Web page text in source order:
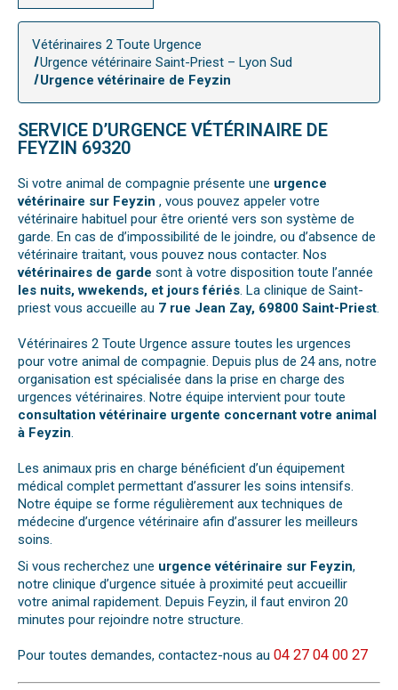
Vétérinaires 2 Toute Urgence
Urgence vétérinaire Saint-Priest – Lyon Sud
Urgence vétérinaire de Feyzin
SERVICE D’URGENCE VÉTÉRINAIRE DE
FEYZIN 69320
Si votre animal de compagnie présente une urgence
vétérinaire sur Feyzin , vous pouvez appeler votre
vétérinaire habituel pour être orienté vers son système de
garde. En cas de d’impossibilité de le joindre, ou d’absence de
vétérinaire traitant, vous pouvez nous contacter. Nos
vétérinaires de garde sont à votre disposition toute l’année
les nuits, wwekends, et jours fériés. La clinique de Saint-
priest vous accueille au 7 rue Jean Zay, 69800 Saint-Priest.
Vétérinaires 2 Toute Urgence assure toutes les urgences
pour votre animal de compagnie. Depuis plus de 24 ans, notre
organisation est spécialisée dans la prise en charge des
urgences vétérinaires. Notre équipe intervient pour toute
consultation vétérinaire urgente concernant votre animal
à Feyzin.
Les animaux pris en charge bénéficient d’un équipement
médical complet permettant d’assurer les soins intensifs.
Notre équipe se forme régulièrement aux techniques de
médecine d’urgence vétérinaire afin d’assurer les meilleurs
soins.
Si vous recherchez une urgence vétérinaire sur Feyzin,
notre clinique d’urgence située à proximité peut accueillir
votre animal rapidement. Depuis Feyzin, il faut environ 20
minutes pour rejoindre notre structure.
Pour toutes demandes, contactez-nous au 04 27 04 00 27